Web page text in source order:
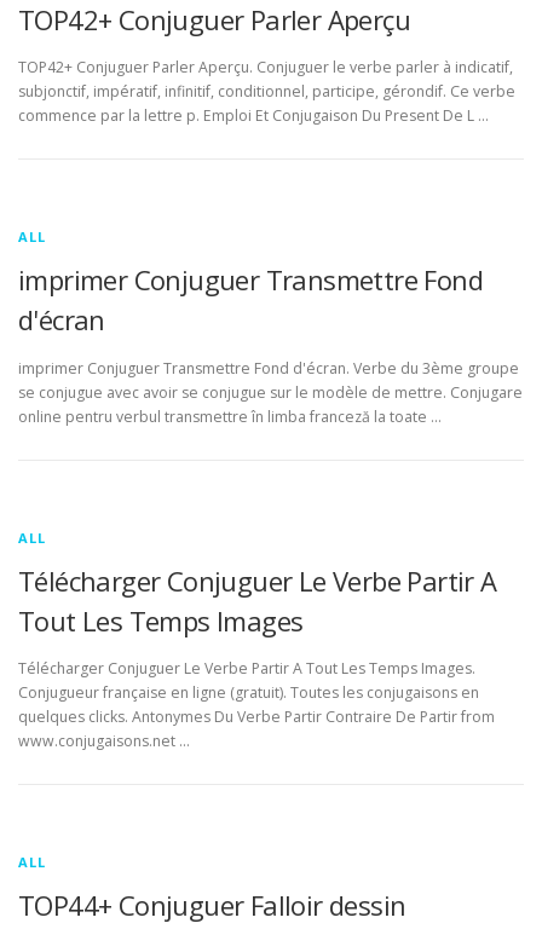
TOP42+ Conjuguer Parler Aperçu
TOP42+ Conjuguer Parler Aperçu. Conjuguer le verbe parler à indicatif,
subjonctif, impératif, infinitif, conditionnel, participe, gérondif. Ce verbe
commence par la lettre p. Emploi Et Conjugaison Du Present De L …
ALL
imprimer Conjuguer Transmettre Fond
d'écran
imprimer Conjuguer Transmettre Fond d'écran. Verbe du 3ème groupe
se conjugue avec avoir se conjugue sur le modèle de mettre. Conjugare
online pentru verbul transmettre în limba franceză la toate …
ALL
Télécharger Conjuguer Le Verbe Partir A
Tout Les Temps Images
Télécharger Conjuguer Le Verbe Partir A Tout Les Temps Images.
Conjugueur française en ligne (gratuit). Toutes les conjugaisons en
quelques clicks. Antonymes Du Verbe Partir Contraire De Partir from
www.conjugaisons.net …
ALL
TOP44+ Conjuguer Falloir dessin